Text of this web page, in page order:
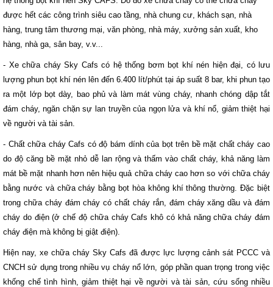
được hết các công trình siêu cao tầng, nhà chung cư, khách sạn, nhà
hàng, trung tâm thương mại, văn phòng, nhà máy, xưởng sản xuất, kho
hàng, nhà ga, sân bay, v.v...
- Xe chữa cháy Sky Cafs có hệ thống bơm bọt khí nén hiện đại, có lưu
lượng phun bọt khí nén lên đến 6.400 lít/phút tại áp suất 8 bar, khi phun tạo
ra một lớp bọt dày, bao phủ và làm mát vùng cháy, nhanh chóng dập tắt
đám cháy, ngăn chặn sự lan truyền của ngọn lửa và khí nổ, giảm thiệt hại
về người và tài sản.
- Chất chữa cháy Cafs có độ bám dính của bọt trên bề mặt chất cháy cao
do độ căng bề mặt nhỏ dễ lan rộng và thấm vào chất cháy, khả năng làm
mát bề mặt nhanh hơn nên hiệu quả chữa cháy cao hơn so với chữa cháy
bằng nước và chữa cháy bằng bọt hòa không khí thông thường. Đặc biệt
trong chữa cháy đám cháy có chất cháy rắn, đám cháy xăng dầu và đám
cháy do điện (ở chế độ chữa cháy Cafs khô có khả năng chữa cháy đám
cháy điện mà không bị giật điện).
Hiện nay, xe chữa cháy Sky Cafs đã được lực lượng cảnh sát PCCC và
CNCH sử dụng trong nhiều vụ cháy nổ lớn, góp phần quan trọng trong việc
khống chế tình hình, giảm thiệt hại về người và tài sản, cứu sống nhiều